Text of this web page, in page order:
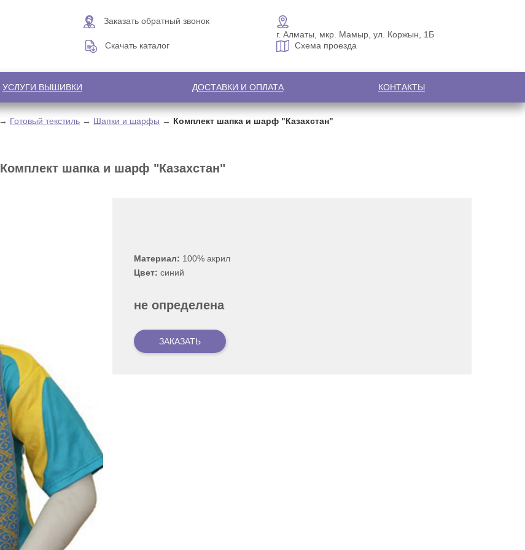
Заказать обратный звонок
г. Алматы, мкр. Мамыр, ул. Коржын, 1Б
Скачать каталог Схема проезда
УСЛУГИ ВЫШИВКИ ДОСТАВКИ И ОПЛАТА КОНТАКТЫ
→ Готовый текстиль → Шапки и шарфы → Комплект шапка и шарф "Казахстан"
Комплект шапка и шарф "Казахстан"
Материал: 100% акрил
Цвет:синий
не определена